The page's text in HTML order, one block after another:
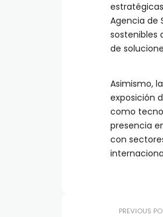
Agencia de
sostenibles
de
Asimismo,
exposición
como
presencia
con
PREVIOUS